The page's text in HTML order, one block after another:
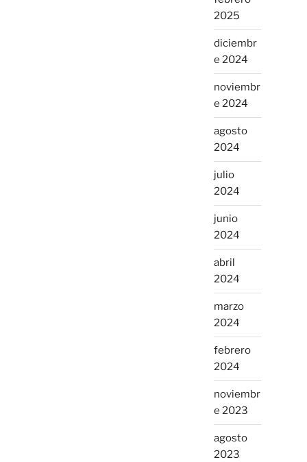
2025
diciembr
e 2024
noviembr
e 2024
agosto
2024
julio
2024
junio
2024
abril
2024
marzo
2024
febrero
2024
noviembr
e 2023
agosto
2023